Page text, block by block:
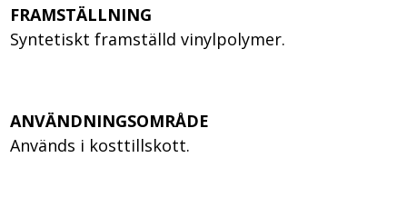
FRAMSTÄLLNING
Syntetiskt framställd vinylpolymer.
ANVÄNDNINGSOMRÅDE
Används i kosttillskott.